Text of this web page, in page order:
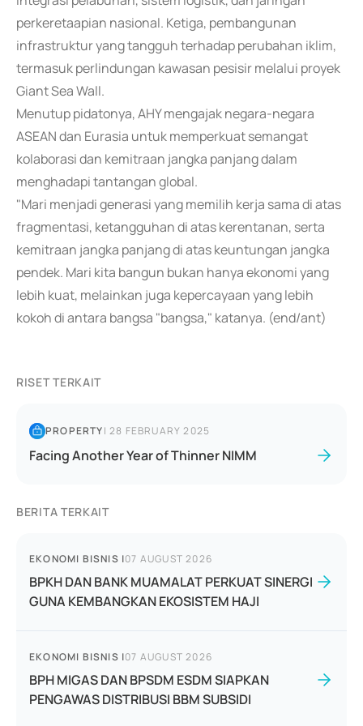
perkeretaapian nasional. Ketiga, pembangunan
infrastruktur yang tangguh terhadap perubahan iklim,
termasuk perlindungan kawasan pesisir melalui proyek
Giant Sea Wall.
Menutup pidatonya, AHY mengajak negara-negara
ASEAN dan Eurasia untuk memperkuat semangat
kolaborasi dan kemitraan jangka panjang dalam
menghadapi tantangan global.
"Mari menjadi generasi yang memilih kerja sama di atas
fragmentasi, ketangguhan di atas kerentanan, serta
kemitraan jangka panjang di atas keuntungan jangka
pendek. Mari kita bangun bukan hanya ekonomi yang
lebih kuat, melainkan juga kepercayaan yang lebih
kokoh di antara bangsa "bangsa," katanya. (end/ant)
RISET TERKAIT
PROPERTY|28 FEBRUARY 2025
Facing Another Year of Thinner NIMM
BERITA TERKAIT
EKONOMI BISNIS |07 AUGUST 2026
BPKH DAN BANK MUAMALAT PERKUAT SINERGI
GUNA KEMBANGKAN EKOSISTEM HAJI
EKONOMI BISNIS |07 AUGUST 2026
BPH MIGAS DAN BPSDM ESDM SIAPKAN
PENGAWAS DISTRIBUSI BBM SUBSIDI